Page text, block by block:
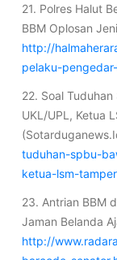
21. Polres Halut
BBM Oplosan
http://
pelaku-
22. Soal
UKL/UPL, Ketua
tuduhan-spbu-
ketua-lsm-
23. Antrian BBM
Jaman Belanda
http://